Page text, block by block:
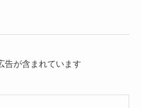
告が含まれています